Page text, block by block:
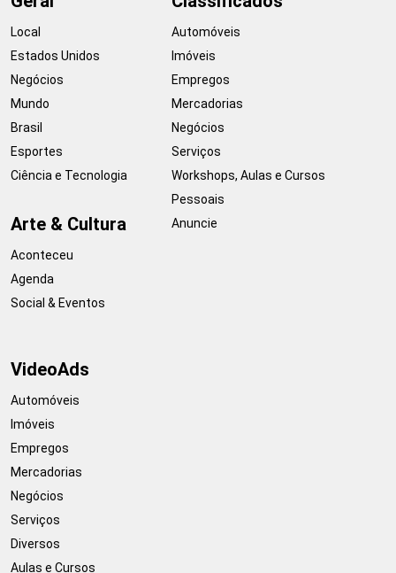
Local
Estados Unidos
Negócios
Mundo
Brasil
Esportes
Ciência e Tecnologia
Arte & Cultura
Aconteceu
Agenda
Social & Eventos
Automóveis
Imóveis
Empregos
Mercadorias
Negócios
Serviços
Workshops, Aulas e Cursos
Pessoais
Anuncie
VideoAds
Automóveis
Imóveis
Empregos
Mercadorias
Negócios
Serviços
Diversos
Aulas e Cursos